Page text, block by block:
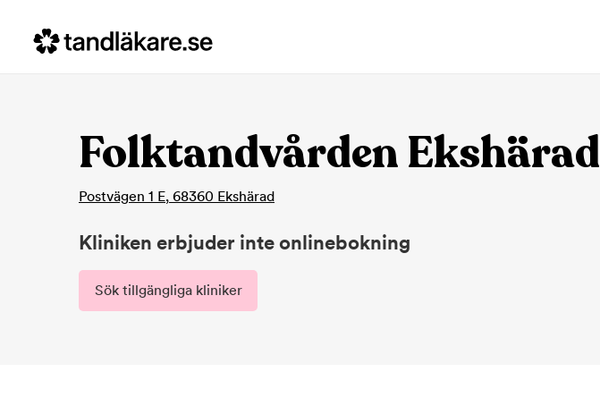
Folktandvården Ekshärad
Postvägen 1 E, 68360 Ekshärad
Kliniken erbjuder inte onlinebokning
Sök tillgängliga kliniker